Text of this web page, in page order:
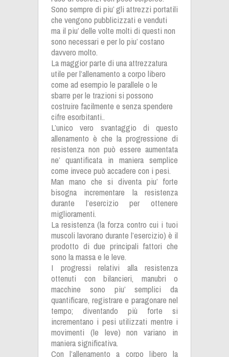
Sono sempre di piu’ gli attrezzi portatili
che vengono pubblicizzati e venduti
ma il piu’ delle volte molti di questi non
sono necessari e per lo piu’ costano
davvero molto.
La maggior parte di una attrezzatura
utile per l’allenamento a corpo libero
come ad esempio le parallele o le
sbarre per le trazioni si possono
costruire facilmente e senza spendere
cifre esorbitanti..
L’unico vero svantaggio di questo
allenamento è che la progressione di
resistenza non può essere aumentata
ne’ quantificata in maniera semplice
come invece può accadere con i pesi.
Man mano che si diventa piu’ forte
bisogna incrementare la resistenza
durante l’esercizio per ottenere
miglioramenti.
La resistenza (la forza contro cui i tuoi
muscoli lavorano durante l’esercizio) è il
prodotto di due principali fattori che
sono la massa e le leve.
I progressi relativi alla resistenza
ottenuti con bilancieri, manubri o
macchine sono piu’ semplici da
quantificare, registrare e paragonare nel
tempo; diventando più forte si
incrementano i pesi utilizzati mentre i
movimenti (le leve) non variano in
maniera significativa.
Con l’allenamento a corpo libero la